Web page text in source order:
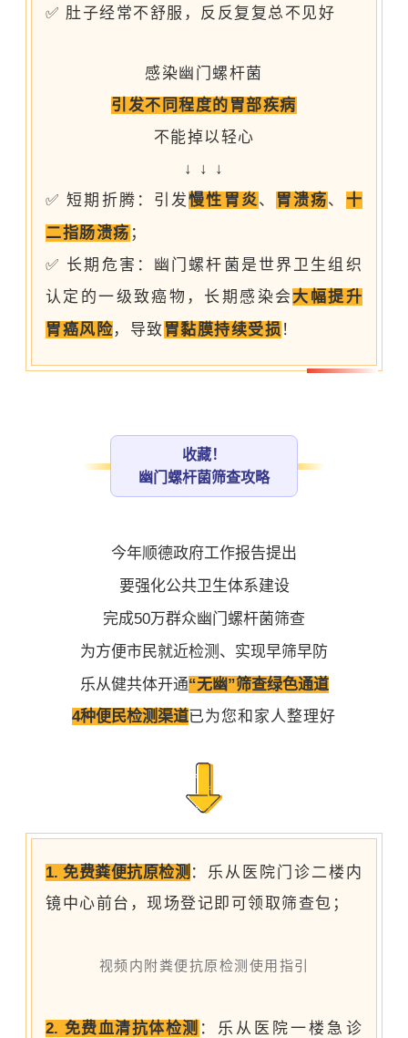
✅ 肚子经常不舒服，反反复复总不见好
感染幽门螺杆菌
引发不同程度的胃部疾病
不能掉以轻心
↓ ↓ ↓
✅ 短期折腾：引发慢性胃炎、 胃溃疡、 十
二指肠溃疡 ；
✅ 长期危害：幽门螺杆菌是世界卫生组织
认定的一级致癌物，长期感染会 大幅提升
胃癌风险，导致 胃黏膜持续受损 ！
收藏！
幽门螺杆菌筛查攻略
今年顺德政府工作报告提出
要强化公共卫生体系建设
完成50万群众幽门螺杆菌筛查
为方便市民就近检测、实现早筛早防
乐从健共体开通“无幽”筛查绿色通道
4种便民检测渠道已为您和家人整理好
1. 免费粪便抗原检测 ：乐从医院门诊二楼内
镜中心前台，现场登记即可领取筛查包；
视频内附粪便抗原检测使用指引
2. 免费血清抗体检测 ：乐从医院一楼急诊